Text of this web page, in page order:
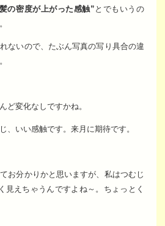
の密度が上がった感触” とでもいうの
ないので、たぶん写真の写り具合の違
ど変化なしですかね。
、いい感触です。来月に期待です。
お分かりかと思いますが、私はつむじ
見えちゃうんですよね～。ちょっとく